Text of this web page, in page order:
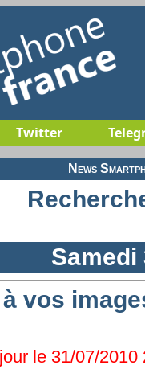
Twitter
News
Samedi
vos
le 31/07/2010